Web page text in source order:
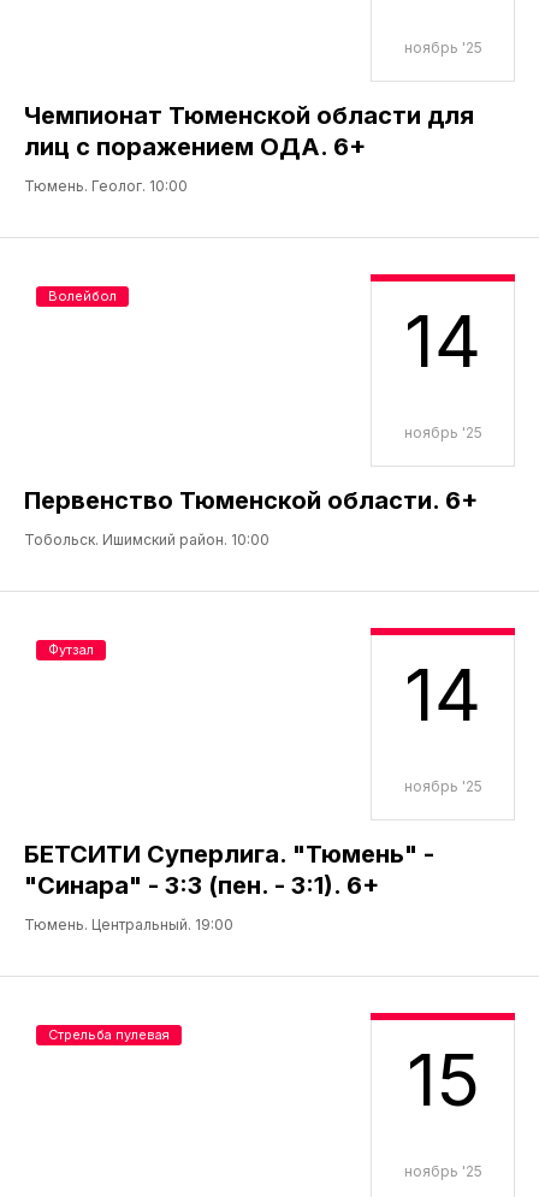
ноябрь '25
Чемпионат Тюменской области для
лиц с поражением ОДА. 6+
Тюмень. Геолог. 10:00
14
ноябрь '25
Первенство Тюменской области. 6+
Тобольск. Ишимский район. 10:00
Волейбол
14
ноябрь '25
БЕТСИТИ Суперлига. "Тюмень" -
"Синара" - 3:3 (пен. - 3:1). 6+
Тюмень. Центральный. 19:00
Футзал
15
ноябрь '25
Стрельба пулевая